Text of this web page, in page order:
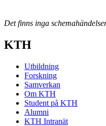
Det finns inga
KTH
Utbildning
Forskning
Samverkan
Om KTH
Student på KTH
Alumni
KTH Intranät